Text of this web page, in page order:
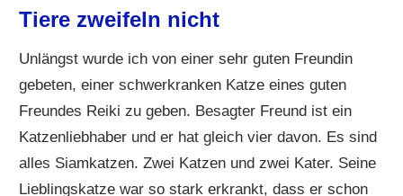
Tiere zweifeln nicht
Unlängst wurde ich von einer sehr guten Freundin
gebeten, einer schwerkranken Katze eines guten
Freundes Reiki zu geben. Besagter Freund ist ein
Katzenliebhaber und er hat gleich vier davon. Es sind
alles Siamkatzen. Zwei Katzen und zwei Kater. Seine
Lieblingskatze war so stark erkrankt, dass er schon